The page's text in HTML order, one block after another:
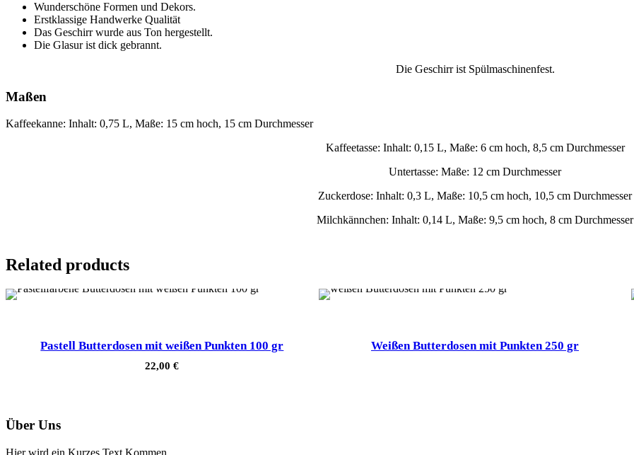
Wunderschöne Formen und Dekors.
Erstklassige Handwerke Qualität
Das Geschirr wurde aus Ton hergestellt.
Die Glasur ist dick gebrannt.
Die Geschirr ist Spülmaschinenfest.
Maßen
Kaffeekanne: Inhalt: 0,75 L, Maße: 15 cm hoch, 15 cm Durchmesser
Kaffeetasse: Inhalt: 0,15 L, Maße: 6 cm hoch, 8,5 cm Durchmesser
Untertasse: Maße: 12 cm Durchmesser
Zuckerdose: Inhalt: 0,3 L, Maße: 10,5 cm hoch, 10,5 cm Durchmesser
Milchkännchen: Inhalt: 0,14 L, Maße: 9,5 cm hoch, 8 cm Durchmesser
Related products
Pastell Butterdosen mit weißen Punkten 100 gr
22,00€
Weißen Butterdosen mit Punkten 250 gr
Über Uns
Hier wird ein Kurzes Text Kommen